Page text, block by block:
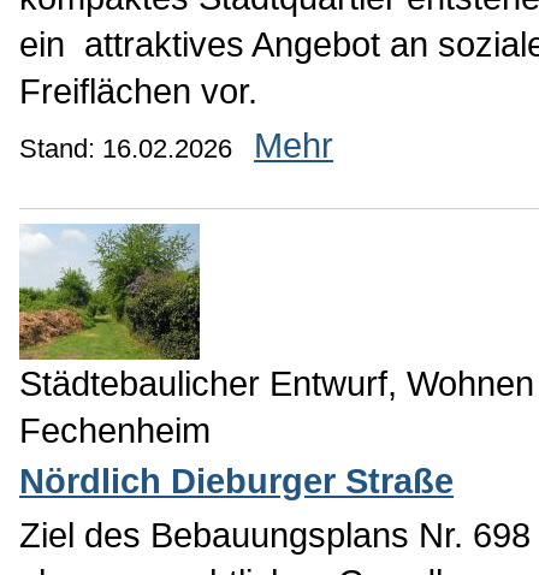
ein attraktives Angebot an
Freiflächen vor.
Stand: 16.02.2026 Mehr
Städtebaulicher Entwurf, Wohnen
Fechenheim
Nördlich Dieburger Straße
Ziel des Bebauungsplans Nr.